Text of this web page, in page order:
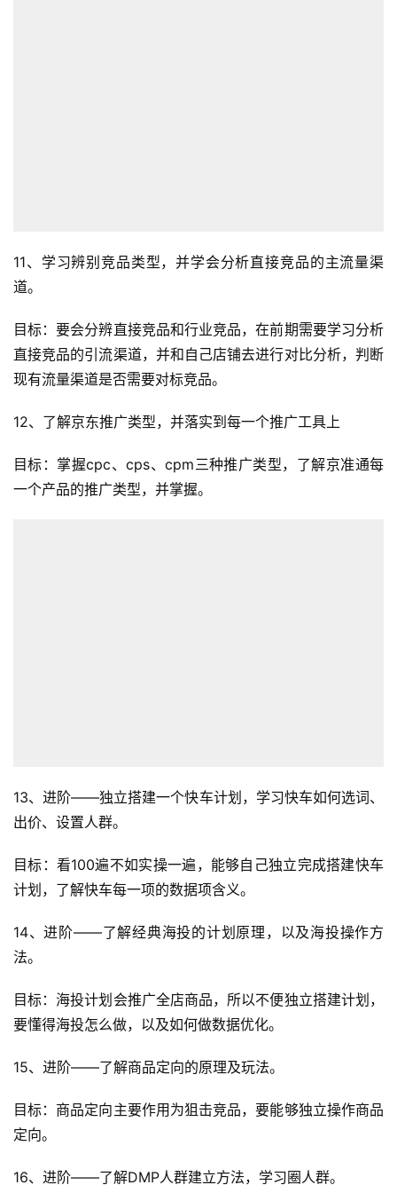
社
媒
营
销
境
导
航
11、学习辨别竞品类型，并学会分析直接竞品的主流量渠
道。
目标：要会分辨直接竞品和行业竞品，在前期需要学习分析
直接竞品的引流渠道，并和自己店铺去进行对比分析，判断
现有流量渠道是否需要对标竞品。
12、了解京东推广类型，并落实到每一个推广工具上
目标：掌握cpc、cps、cpm三种推广类型，了解京准通每
一个产品的推广类型，并掌握。
13、进阶——独立搭建一个快车计划，学习快车如何选词、
出价、设置人群。
目标：看100遍不如实操一遍，能够自己独立完成搭建快车
计划，了解快车每一项的数据项含义。
14、进阶——了解经典海投的计划原理，以及海投操作方
法。
目标：海投计划会推广全店商品，所以不便独立搭建计划，
要懂得海投怎么做，以及如何做数据优化。
15、进阶——了解商品定向的原理及玩法。
目标：商品定向主要作用为狙击竞品，要能够独立操作商品
定向。
16、进阶——了解DMP人群建立方法，学习圈人群。